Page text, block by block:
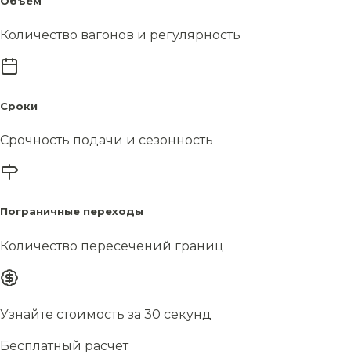
Количество вагонов и регулярность
Сроки
Срочность подачи и сезонность
Пограничные переходы
Количество пересечений границ
Узнайте стоимость за 30 секунд
Бесплатный расчёт